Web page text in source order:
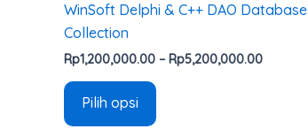
WinSoft Delphi & C++ DAO Database
Collection
Rp1,200,000.00 – Rp5,200,000.00
Pilih opsi